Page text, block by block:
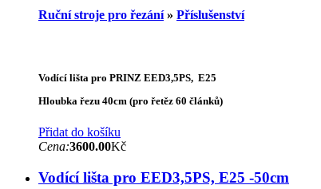
Ruční stroje pro řezání» Příslušenství
Vodící lišta pro PRINZ EED3,5PS, E25
Hloubka řezu 40cm (pro řetěz 60 článků)
Přidat do košíku
Cena:3600.00Kč
Vodící lišta pro EED3,5PS, E25 -50cm